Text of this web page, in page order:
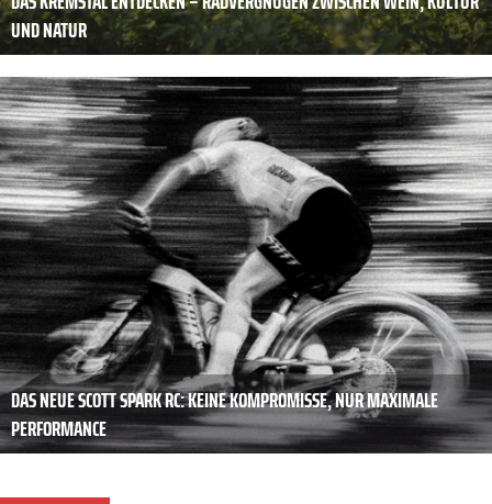
UND NATUR
DAS NEUE SCOTT SPARK RC: KEINE KOMPROMISSE, NUR MAXIMALE
PERFORMANCE